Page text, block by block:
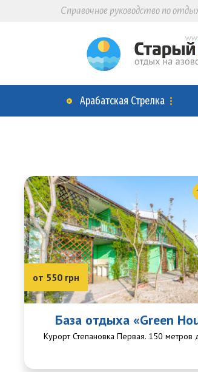
Справочное руководство по
Арабатская Стрелка
от 550 грн
База отдыха «Green
Курорт Степановка Первая. 150 метров